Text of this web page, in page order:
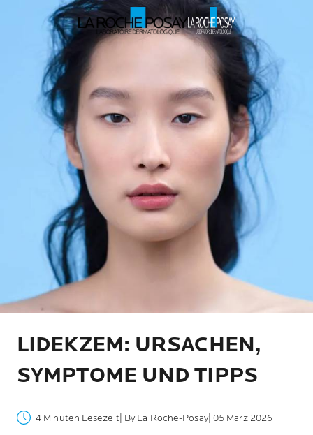
LIDEKZEM: URSACHEN,
SYMPTOME UND TIPPS
4 Minuten Lesezeit | By La Roche-Posay| 05 März 2026